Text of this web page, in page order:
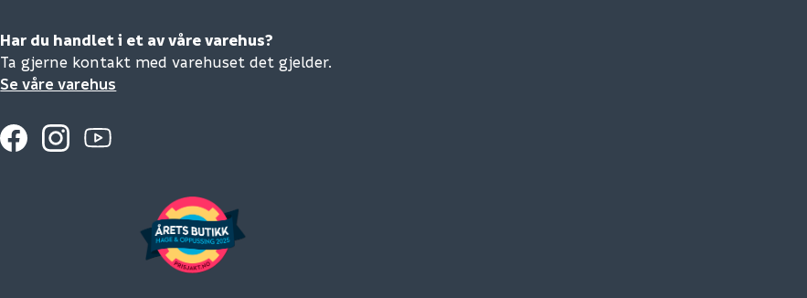
Har du handlet i et av våre varehus?
Ta gjerne kontakt med varehuset det gjelder.
Se våre varehus